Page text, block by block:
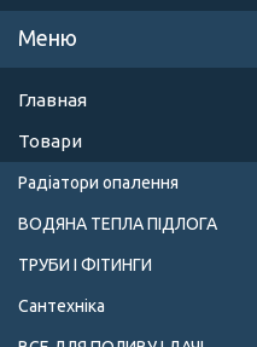
Главная
Товари
Радіатори опалення
ВОДЯНА ТЕПЛА ПІДЛОГА
ТРУБИ І ФІТИНГИ
Сантехніка